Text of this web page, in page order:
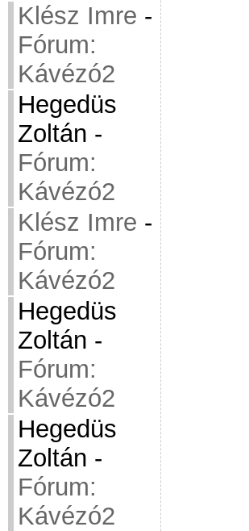
Klész Imre -
Fórum:
Kávézó2
Hegedüs
Zoltán -
Fórum:
Kávézó2
Klész Imre -
Fórum:
Kávézó2
Hegedüs
Zoltán -
Fórum:
Kávézó2
Hegedüs
Zoltán -
Fórum:
Kávézó2